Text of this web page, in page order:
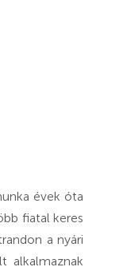
évek óta
fiatal keres
a nyári
alkalmaznak